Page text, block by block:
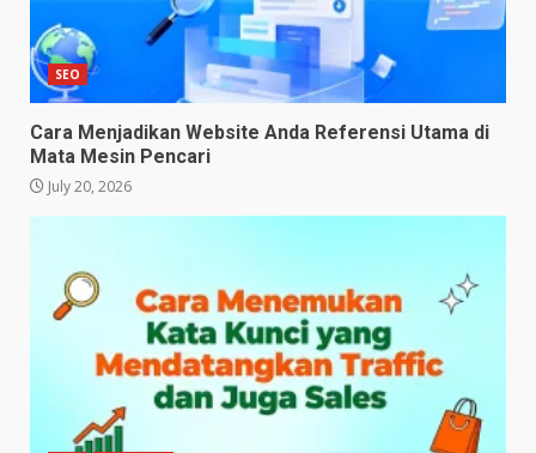
SEO
Cara Menjadikan Website Anda Referensi Utama di
Mata Mesin Pencari
July 20, 2026